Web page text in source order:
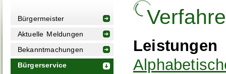
Bürgermeister
Aktuelle Meldungen
Bekanntmachungen
Bürgerservice
Leistungen